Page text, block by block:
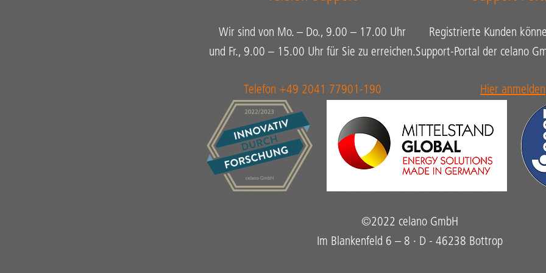
Wir sind von Mo. – Do., 9.00 – 17.00 Uhr
und Fr., 9.00 – 15.00 Uhr für Sie zu erreichen.
Telefon +49 2041 77901-190
Registrierte Kunden
Support-Portal der celano
Hier anmelden
©2022 celano GmbH
Im Blankenfeld 6 – 8 · D - 46238 Bottrop